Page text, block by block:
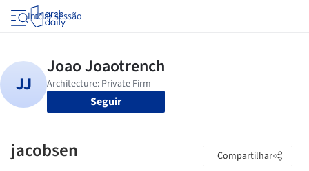
Iniciar sessão
Seguir
jacobsen Compartilhar